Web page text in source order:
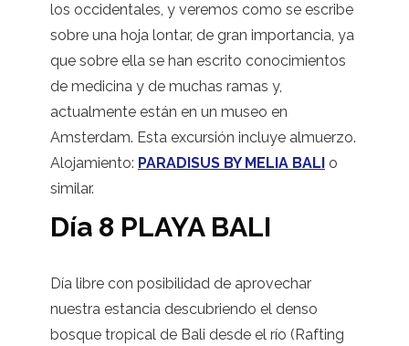
los occidentales, y veremos como se escribe
sobre una hoja lontar, de gran importancia, ya
que sobre ella se han escrito conocimientos
de medicina y de muchas ramas y,
actualmente están en un museo en
Amsterdam. Esta excursión incluye almuerzo.
Alojamiento: PARADISUS BY MELIA BALI o
similar.
Día 8 PLAYA BALI
Día libre con posibilidad de aprovechar
nuestra estancia descubriendo el denso
bosque tropical de Bali desde el río (Rafting